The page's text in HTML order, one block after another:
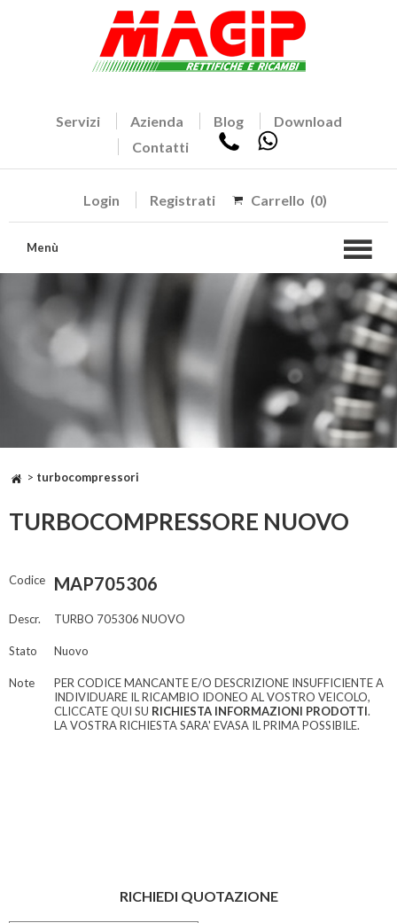
Servizi Azienda Blog
Download
Contatti
Login Registrati Carrello (0)
Menù
> turbocompressori
TURBOCOMPRESSORE NUOVO
Codice MAP705306
Descr. TURBO 705306 NUOVO
Stato Nuovo
Note
PER CODICE MANCANTE E/O DESCRIZIONE INSUFFICIENTE A
INDIVIDUARE IL RICAMBIO IDONEO AL VOSTRO VEICOLO,
CLICCATE QUI SU RICHIESTA INFORMAZIONI PRODOTTI.
LA VOSTRA RICHIESTA SARA' EVASA IL PRIMA POSSIBILE.
RICHIEDI QUOTAZIONE